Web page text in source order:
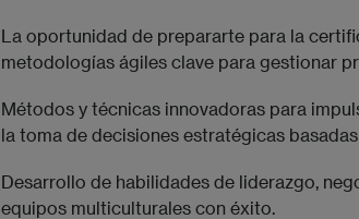
La oportunidad de prepararte para la
metodologías ágiles clave para gestionar
Métodos y técnicas innovadoras para
la toma de decisiones estratégicas basadas
Desarrollo de habilidades de liderazgo,
equipos multiculturales con éxito.